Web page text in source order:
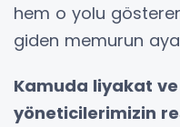
hem o yolu
giden memurun
Kamuda liyakat
yöneticilerimizin